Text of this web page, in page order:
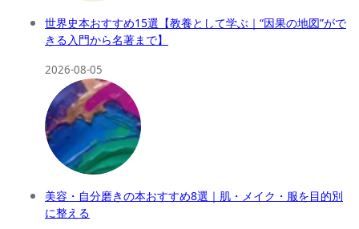
世界史本おすすめ15選【教養として学ぶ｜“因果の地図”がで
きる入門から名著まで】
2026-08-05
美容・自分磨きの本おすすめ8選｜肌・メイク・服を目的別
に整える